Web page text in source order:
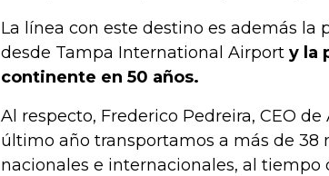
La línea con este destino es además la
desde Tampa International Airport y la
continente en 50 años.
Al respecto, Frederico Pedreira, CEO
último año transportamos a más de 38
nacionales e internacionales, al